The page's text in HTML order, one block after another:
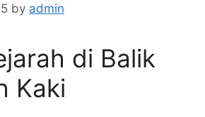
by admin
di Balik
Kaki